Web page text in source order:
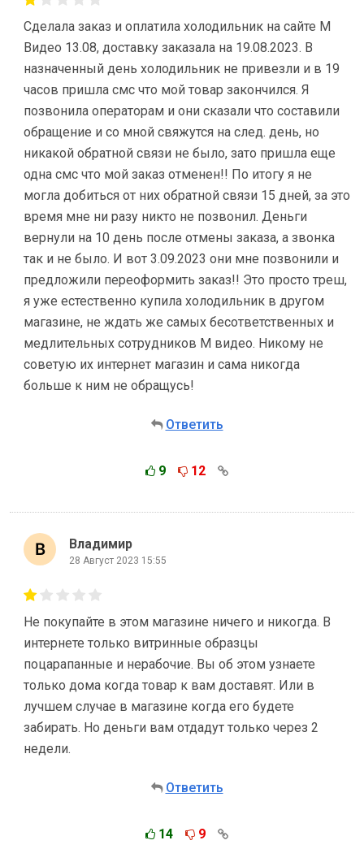
Сделала заказ и оплатила холодильник на сайте М
Видео 13.08, доставку заказала на 19.08.2023. В
назначенный день холодильник не привезли и в 19
часов пришла смс что мой товар закончился. Я
позвонила операторам и они сказали что составили
обращение и со мной свяжутся на след. день, но
никакой обратной связи не было, зато пришла еще
одна смс что мой заказ отменен!! По итогу я не
могла добиться от них обратной связи 15 дней, за это
время мне ни разу никто не позвонил. Деньги
вернули на 10 день после отмены заказа, а звонка
так и не было. И вот 3.09.2023 они мне позвонили и
предложили переоформить заказ!! Это просто треш,
я уже естественно купила холодильник в другом
магазине, не ждать же самых бесответственных и
медлительных сотрудников М видео. Никому не
советую их интернет магазин и сама никогда
больше к ним не обращусь!
Ответить
9 12
Владимир
28 Август 2023 15:55
Не покупайте в этом магазине ничего и никогда. В
интернете только витринные образцы
поцарапанные и нерабочие. Вы об этом узнаете
только дома когда товар к вам доставят. Или в
лучшем случае в магазине когда его будете
забирать. Но деньги вам отдадут только через 2
недели.
Ответить
14 9